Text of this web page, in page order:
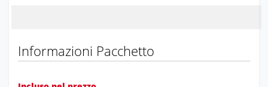
Informazioni Pacchetto